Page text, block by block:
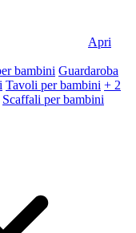
Apri
bambini Guardaroba
Tavoli per bambini + 2
Scaffali per bambini